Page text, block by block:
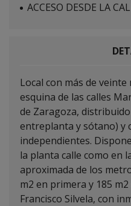
ACCESO DESDE LA
Local con más de
esquina de las calles
de Zaragoza,
entreplanta y sótano) y
independientes.
la planta calle como en
aproximada de los
m2 en primera y 185
Francisco Silvela, con